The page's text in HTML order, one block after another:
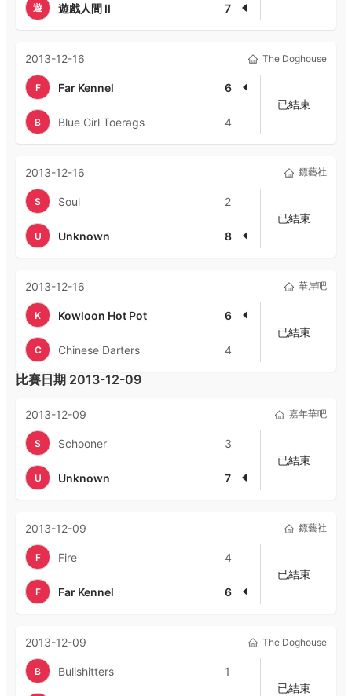
遊 遊戲人間 II 7
2013-12-16 The Doghouse
F Far Kennel 6
B Blue Girl Toerags 4
已結束
2013-12-16 鏢藝社
S Soul 2
U Unknown 8
已結束
2013-12-16 華岸吧
K Kowloon Hot Pot 6
C Chinese Darters 4
已結束
比賽日期 2013-12-09
2013-12-09 嘉年華吧
S Schooner 3
U Unknown 7
已結束
2013-12-09 鏢藝社
F Fire 4
F Far Kennel 6
已結束
2013-12-09 The Doghouse
B Bullshitters 1
已結束